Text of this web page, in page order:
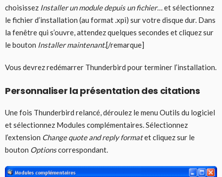
choisissez Installer un module depuis un fichier…et sélectionnez
le fichier d’installation (au format .xpi) sur votre disque dur. Dans
la fenêtre qui s’ouvre, attendez quelques secondes et cliquez sur
le bouton Installer maintenant.[/remarque]
Vous devrez redémarrer Thunderbird pour terminer l’installation.
Personnaliser la présentation des citations
Une fois Thunderbird relancé, déroulez le menu Outils du logiciel
et sélectionnez Modules complémentaires. Sélectionnez
l’extension Change quote and reply formatet cliquez sur le
bouton Optionscorrespondant.